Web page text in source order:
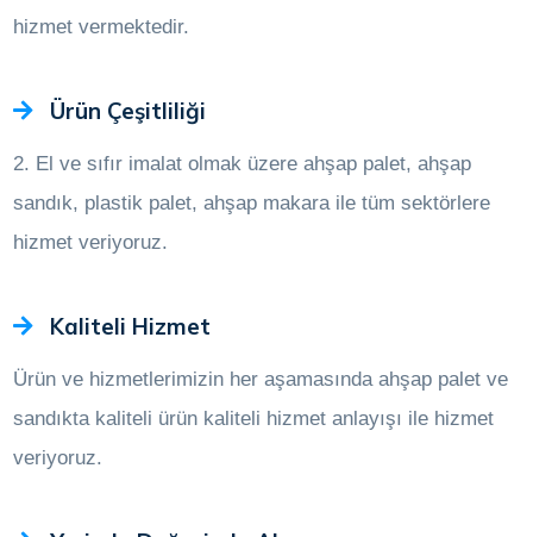
hizmet vermektedir.
Ürün Çeşitliliği
2. El ve sıfır imalat olmak üzere ahşap palet, ahşap
sandık, plastik palet, ahşap makara ile tüm sektörlere
hizmet veriyoruz.
Kaliteli Hizmet
Ürün ve hizmetlerimizin her aşamasında ahşap palet ve
sandıkta kaliteli ürün kaliteli hizmet anlayışı ile hizmet
veriyoruz.